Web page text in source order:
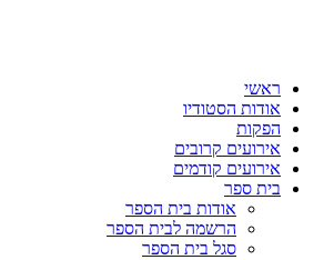
ראשי
אודות הסטודיו
הפקות
אירועים קרובים
אירועים קודמים
בית ספר
אודות בית הספר
הרשמה לבית הספר
סגל בית הספר